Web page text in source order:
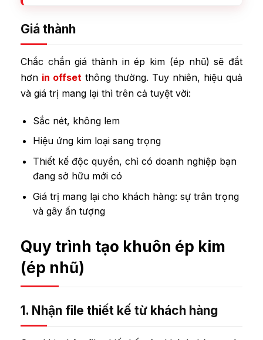
Giá thành
Chắc chắn giá thành in ép kim (ép nhũ) sẽ đắt
hơn in offset thông thường. Tuy nhiên, hiệu quả
và giá trị mang lại thì trên cả tuyệt vời:
Sắc nét, không lem
Hiệu ứng kim loại sang trọng
Thiết kế độc quyền, chỉ có doanh nghiệp bạn
đang sở hữu mới có
Giá trị mang lại cho khách hàng: sự trân trọng
và gây ấn tượng
Quy trình tạo khuôn ép kim
(ép nhũ)
1. Nhận file thiết kế từ khách hàng